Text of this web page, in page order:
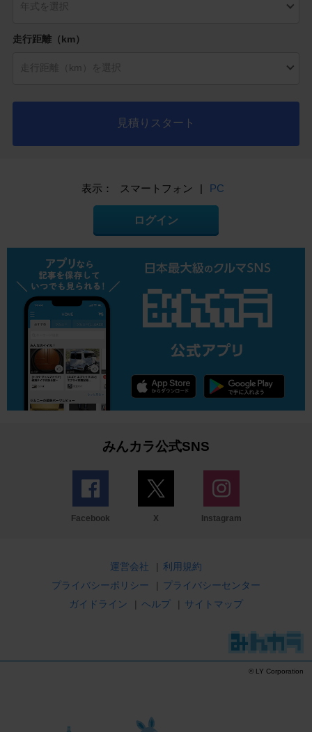
走行距離（km）
見積りスタート
表示： スマートフォン | PC
ログイン
みんカラ公式SNS
Facebook X Instagram
運営会社 | 利用規約
プライバシーポリシー
| プライバシーセンター
ガイドライン
| ヘルプ | サイトマップ
© LY Corporation